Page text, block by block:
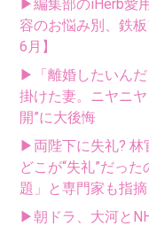
▶編集部のiHerb愛
容のお悩み別、鉄
6月】
▶「離婚したいんだ
掛けた妻。ニヤニ
開”に大後悔
▶両陛下に失礼? 林
どこが“失礼”だっ
題」と専門家も指摘
▶朝ドラ、大河と